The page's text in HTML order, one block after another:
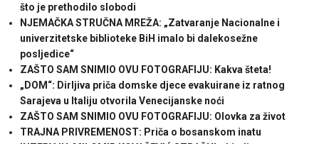
što je prethodilo slobodi
NJEMAČKA STRUČNA MREŽA: „Zatvaranje Nacionalne i
univerzitetske biblioteke BiH imalo bi dalekosežne
posljedice“
ZAŠTO SAM SNIMIO OVU FOTOGRAFIJU: Kakva šteta!
„DOM“: Dirljiva priča domske djece evakuirane iz ratnog
Sarajeva u Italiju otvorila Venecijanske noći
ZAŠTO SAM SNIMIO OVU FOTOGRAFIJU: Olovka za život
TRAJNA PRIVREMENOST: Priča o bosanskom inatu